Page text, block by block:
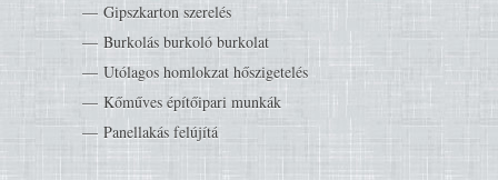
Gipszkarton szerelés
Burkolás burkoló burkolat
Utólagos homlokzat hőszigetelés
Kőműves építőipari munkák
Panellakás felújítá